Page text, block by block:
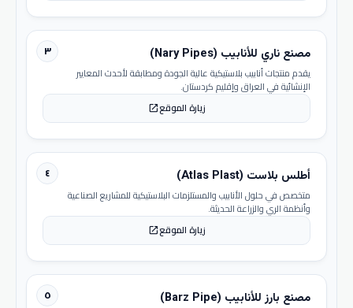
٣ مصنع ناري للأنابيب (Nary Pipes)
يقدم منتجات أنابيب بلاستيكية عالية الجودة ومطابقة لأحدث المعايير
الإنشائية في العراق وإقليم كردستان.
زيارة الموقعopen_in_new
٤ أطلس بلاست (Atlas Plast)
متخصص في حلول الأنابيب والمستلزمات البلاستيكية للمشاريع الصناعية
وأنظمة الري والزراعة الحديثة.
زيارة الموقعopen_in_new
٥ مصنع بارز للأنابيب (Barz Pipe)